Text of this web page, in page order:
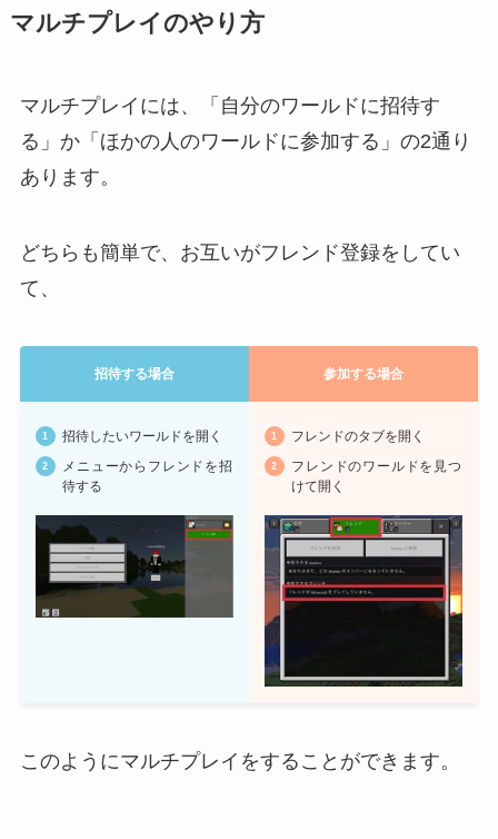
マルチプレイのやり方
マルチプレイには、「自分のワールドに招待す
る」か「ほかの人のワールドに参加する」の2通り
あります。
どちらも簡単で、お互いがフレンド登録をしてい
て、
招待する場合 参加する場合
招待したいワールドを開く
メニューからフレンドを招
待する
フレンドのタブを開く
フレンドのワールドを見つ
けて開く
このようにマルチプレイをすることができます。